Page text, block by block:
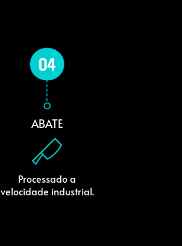
ABATE
Processado a
velocidade industrial.